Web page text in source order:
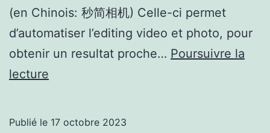
(en Chinois: 秒简相机) Celle-ci permet
d’automatiser l’editing video et photo, pour
obtenir un resultat proche… Poursuivre la
lecture
Publié le 17 octobre 2023